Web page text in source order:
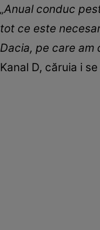
„Anual conduc
tot ce este
Dacia, pe care am
Kanal D, căruia i